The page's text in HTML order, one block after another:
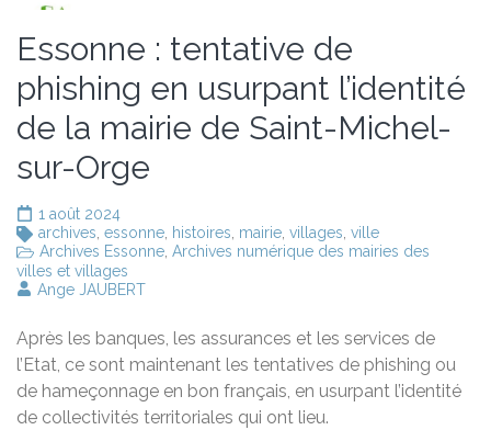
Essonne : tentative de
phishing en usurpant l’identité
de la mairie de Saint-Michel-
sur-Orge
1 août 2024
archives essonne histoires mairie villages ville
Archives Essonne Archives numérique des mairies des
villes et villages
Ange JAUBERT
Après les banques, les assurances et les services de
l’Etat, ce sont maintenant les tentatives de phishing ou
de hameçonnage en bon français, en usurpant l’identité
de collectivités territoriales qui ont lieu.